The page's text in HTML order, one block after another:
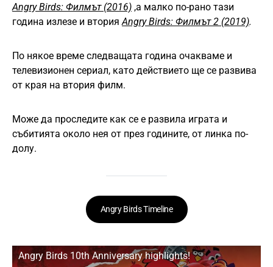
Angry Birds: Филмът (2016) ,а малко по-рано тази
година излезе и вторияAngry Birds: Филмът 2 (2019).
По някое време следващата година очакваме и
телевизионен сериал, като действието ще се развива
от края на втория филм.
Може да проследите как се е развила играта и
събитията около нея от през годините, от линка по-
долу.
Angry Birds Timeline
Angry Birds 10th Anniversary highlights!